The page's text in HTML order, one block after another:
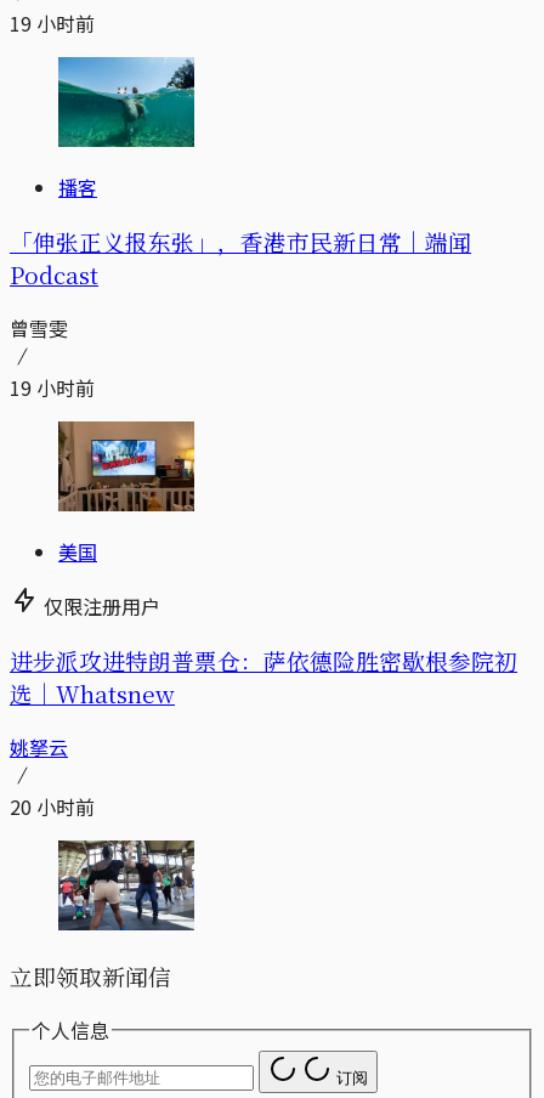
19 小时前
播客
「伸张正义报东张」，香港市民新日常｜端闻
Podcast
曾雪雯
19 小时前
美国
仅限注册用户
进步派攻进特朗普票仓：萨依德险胜密歇根参院初
选｜Whatsnew
姚拏云
20 小时前
立即领取新闻信
个人信息
订阅